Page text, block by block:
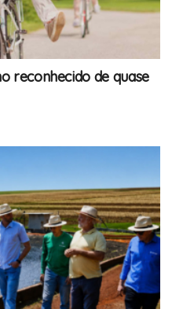
reconhecido de quase